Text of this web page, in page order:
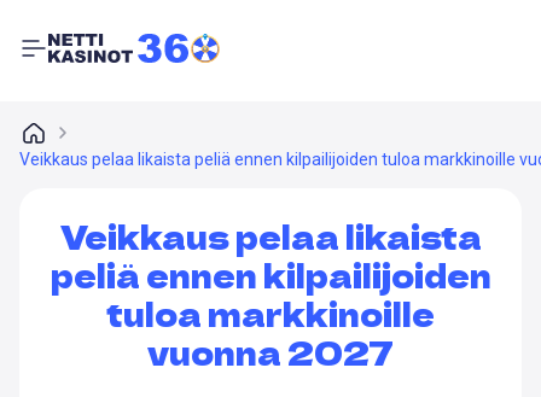
Veikkaus pelaa likaista peliä ennen kilpailijoiden tuloa markkinoille
Veikkaus pelaa likaista
peliä ennen kilpailijoiden
tuloa markkinoille
vuonna 2027